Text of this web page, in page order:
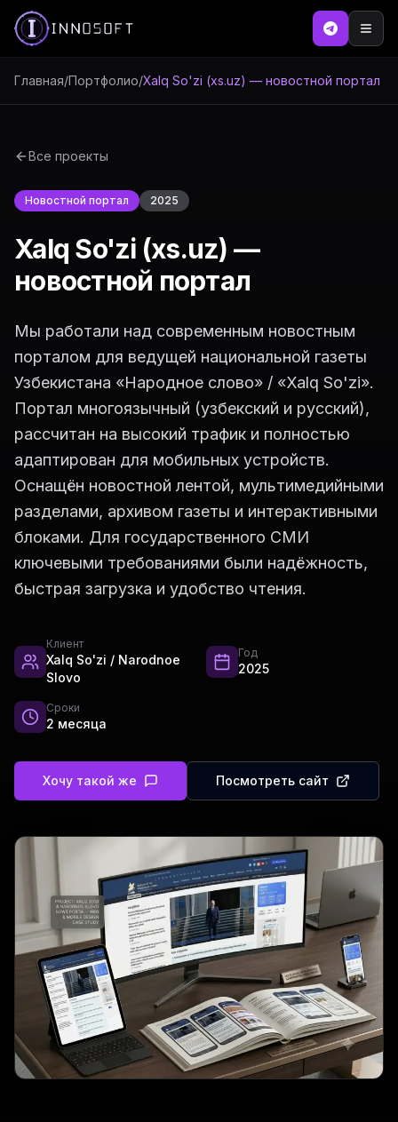
Главная/Портфолио/Xalq So'zi (xs.uz) — новостной портал
Все проекты
Новостной портал 2025
Xalq So'zi (xs.uz) —
новостной портал
Мы работали над современным новостным
порталом для ведущей национальной газеты
Узбекистана «Народное слово» / «Xalq So'zi».
Портал многоязычный (узбекский и русский),
рассчитан на высокий трафик и полностью
адаптирован для мобильных устройств.
Оснащён новостной лентой, мультимедийными
разделами, архивом газеты и интерактивными
блоками. Для государственного СМИ
ключевыми требованиями были надёжность,
быстрая загрузка и удобство чтения.
Клиент
Xalq So'zi / Narodnoe
Slovo
Год
2025
Сроки
2 месяца
Хочу такой же Посмотреть сайт